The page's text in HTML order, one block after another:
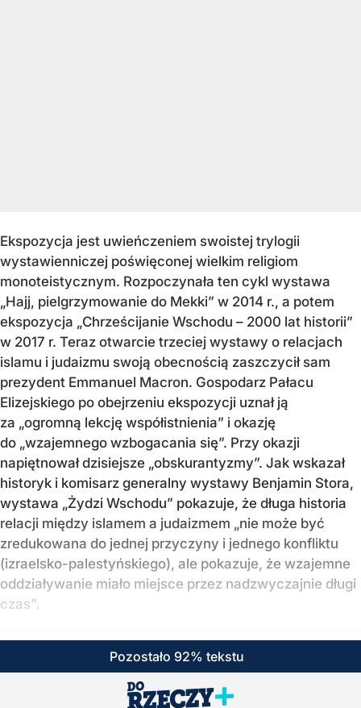
Ekspozycja jest uwieńczeniem swoistej trylogii
wystawienniczej poświęconej wielkim religiom
monoteistycznym. Rozpoczynała ten cykl wystawa
„Hajj, pielgrzymowanie do Mekki” w 2014 r., a potem
ekspozycja „Chrześcijanie Wschodu – 2000 lat historii”
w 2017 r. Teraz otwarcie trzeciej wystawy o relacjach
islamu i judaizmu swoją obecnością zaszczycił sam
prezydent Emmanuel Macron. Gospodarz Pałacu
Elizejskiego po obejrzeniu ekspozycji uznał ją
za „ogromną lekcję współistnienia” i okazję
do „wzajemnego wzbogacania się”. Przy okazji
napiętnował dzisiejsze „obskurantyzmy”. Jak wskazał
historyk i komisarz generalny wystawy Benjamin Stora,
wystawa „Żydzi Wschodu” pokazuje, że długa historia
relacji między islamem a judaizmem „nie może być
zredukowana do jednej przyczyny i jednego konfliktu
(izraelsko-palestyńskiego), ale pokazuje, że wzajemne
oddziaływanie miało miejsce przez nadzwyczajnie długi
czas”.
Pozostało 92% tekstu